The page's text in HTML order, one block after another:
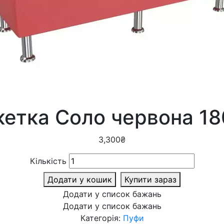
Соло червона
3,300₴
Кількість
Додати у кошик
Купити зараз
Додати у список бажань
Додати у список бажань
Категорія: Пуфи